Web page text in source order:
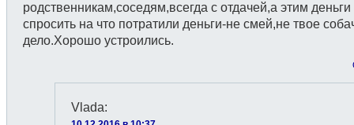
родственникам,соседям,всегда с отдачей,а этим
спросить на что потратили деньги-не смей,не твое
дело.Хорошо устроились.
Vlada: